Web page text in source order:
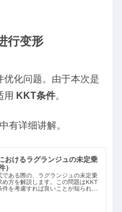
行变形
化问题。由于本次是
用 KKT条件。
有详细讲解。
おけるラグランジュの未定乗
）
である際の、ラグランジュの未定乗
め方を解説します。この問題はKKT
件を考慮すれば良いことが知られて